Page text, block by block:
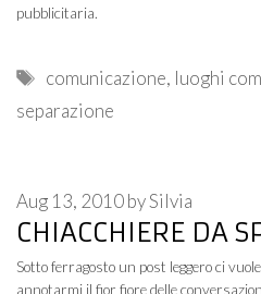
pubblicitaria.
Tags
comunicazione, luoghi
separazione
CHIACCHIERE DA
Aug 13, 2010bySilvia
Sotto ferragosto un post leggero ci
annotarmi il fior fiore delle